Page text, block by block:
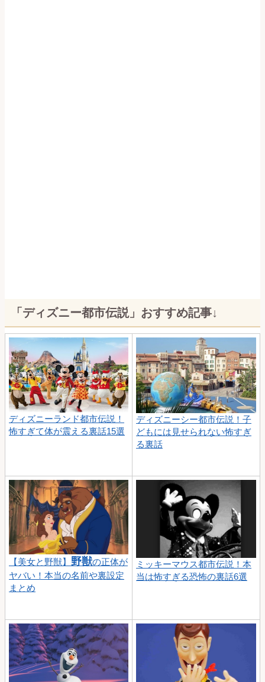
「ディズニー都市伝説」おすすめ記事↓
ディズニーランド都市伝説！
怖すぎて体が震える裏話15選
ディズニーシー都市伝説！子
どもには見せられない怖すぎ
る裏話
【美女と野獣】 野獣の正体が
ヤバい！本当の名前や裏設定
まとめ
ミッキーマウス都市伝説！本
当は怖すぎる恐怖の裏話6選